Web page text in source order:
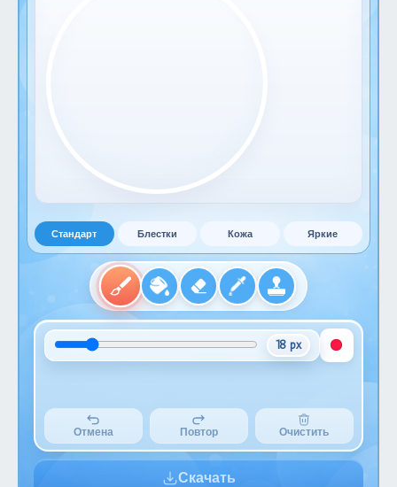
Стандарт Блестки Кожа Яркие
18 px
Отмена Повтор Очистить
Скачать